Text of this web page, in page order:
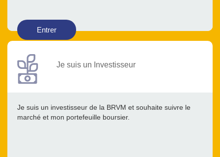
Entrer
Je suis un Investisseur
Je suis un investisseur de la BRVM et souhaite suivre le
marché et mon portefeuille boursier.